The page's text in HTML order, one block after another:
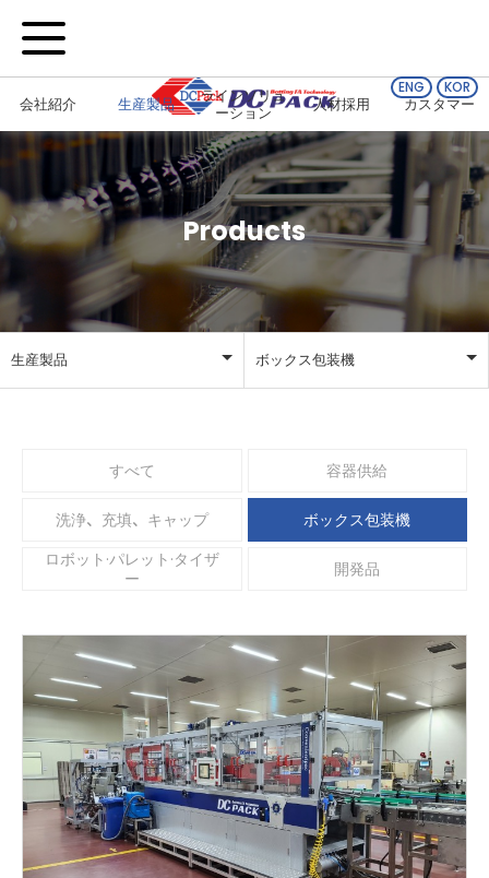
会社紹介 生産製品
ラインソリュ
ーション
人材採用 カスタマー
ENG KOR
Products
生産製品
ラインソリューション
人材採用
ボックス包装機
洗浄、充填、キャップ
ボックス包装機
開発品
すべて 容器供給
洗浄、充填、キャップ
ボックス包装機
ロボット·パレット·タイザ
ー
開発品